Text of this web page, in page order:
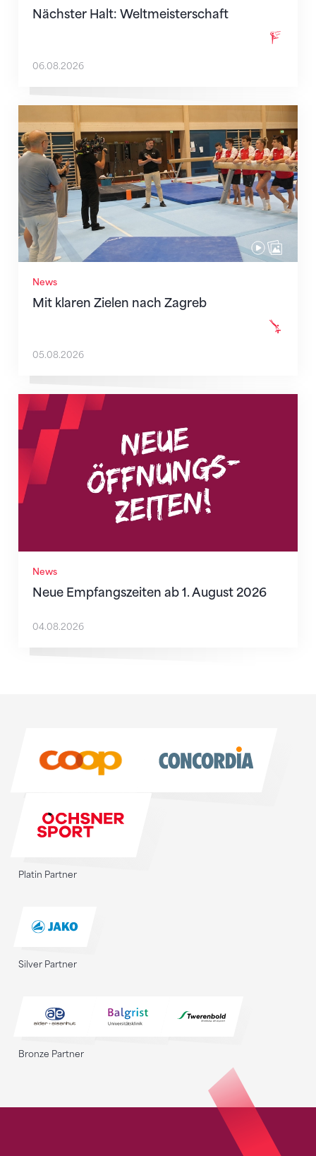
Nächster Halt: Weltmeisterschaft
06.08.2026
News
Mit klaren Zielen nach Zagreb
Mit klaren Zielen nach Zagreb
05.08.2026
News
Neue Empfangszeiten ab 1. August 2026
Neue Empfangszeiten ab 1. August 2026
04.08.2026
Platin Partner
Silver Partner
Bronze Partner